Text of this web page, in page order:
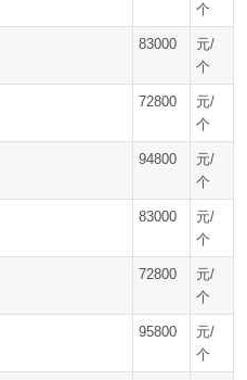
个
83000
元/
个
72800
元/
个
94800
元/
个
83000
元/
个
72800
元/
个
95800
元/
个